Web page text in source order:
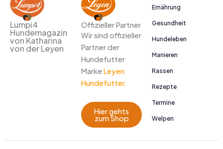
Lumpi4
Hundemagazin
von Katharina
von der Leyen
Offizieller Partner
Wir sind offizieller
Partner der
Hundefutter
Marke Leyen
Hundefutter.
Hier gehts
zum Shop
Ernährung
Gesundheit
Hundeleben
Manieren
Rassen
Rezepte
Termine
Welpen